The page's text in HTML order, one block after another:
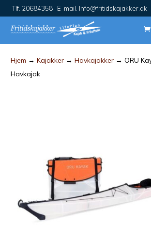
Tlf. 20684358 E-mail. Info@fritidskajakker.dk
Hjem →Kajakker →Havkajakker → ORU
Havkajak